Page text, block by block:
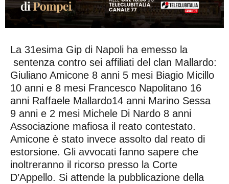
La 31esima Gip di Napoli ha emesso la
sentenza contro sei affiliati del clan Mallardo:
Giuliano Amicone 8 anni 5 mesi Biagio Micillo
10 anni e 8 mesi Francesco Napolitano 16
anni Raffaele Mallardo14 anni Marino Sessa
9 anni e 2 mesi Michele Di Nardo 8 anni
Associazione mafiosa il reato contestato.
Amicone è stato invece assolto dal reato di
estorsione. Gli avvocati fanno sapere che
inoltreranno il ricorso presso la Corte
D’Appello. Si attende la pubblicazione della